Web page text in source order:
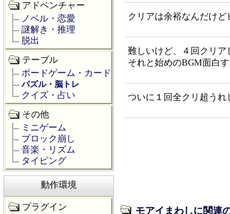
クリアは余裕なんだけど
難しいけど、４回クリア
それと始めのBGM面白
ついに１回全クリ超うれ
モアイまわしに関連
アドベンチャー
ノベル・恋愛
謎解き・推理
脱出
テーブル
ボードゲーム・カード
パズル・脳トレ
クイズ・占い
その他
ミニゲーム
ブロック崩し
音楽・リズム
タイピング
動作環境
プラグイン